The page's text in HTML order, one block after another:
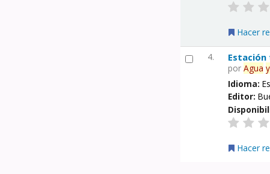
Hacer
4.
porAgua y
Idioma:
Editor:
Hacer